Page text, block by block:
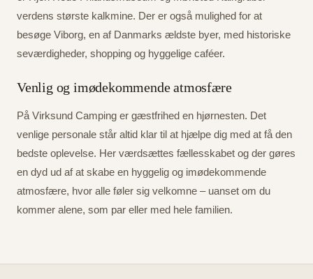
verdens største kalkmine. Der er også mulighed for at
besøge Viborg, en af Danmarks ældste byer, med historiske
seværdigheder, shopping og hyggelige caféer.
Venlig og imødekommende atmosfære
På Virksund Camping er gæstfrihed en hjørnesten. Det
venlige personale står altid klar til at hjælpe dig med at få den
bedste oplevelse. Her værdsættes fællesskabet og der gøres
en dyd ud af at skabe en hyggelig og imødekommende
atmosfære, hvor alle føler sig velkomne – uanset om du
kommer alene, som par eller med hele familien.